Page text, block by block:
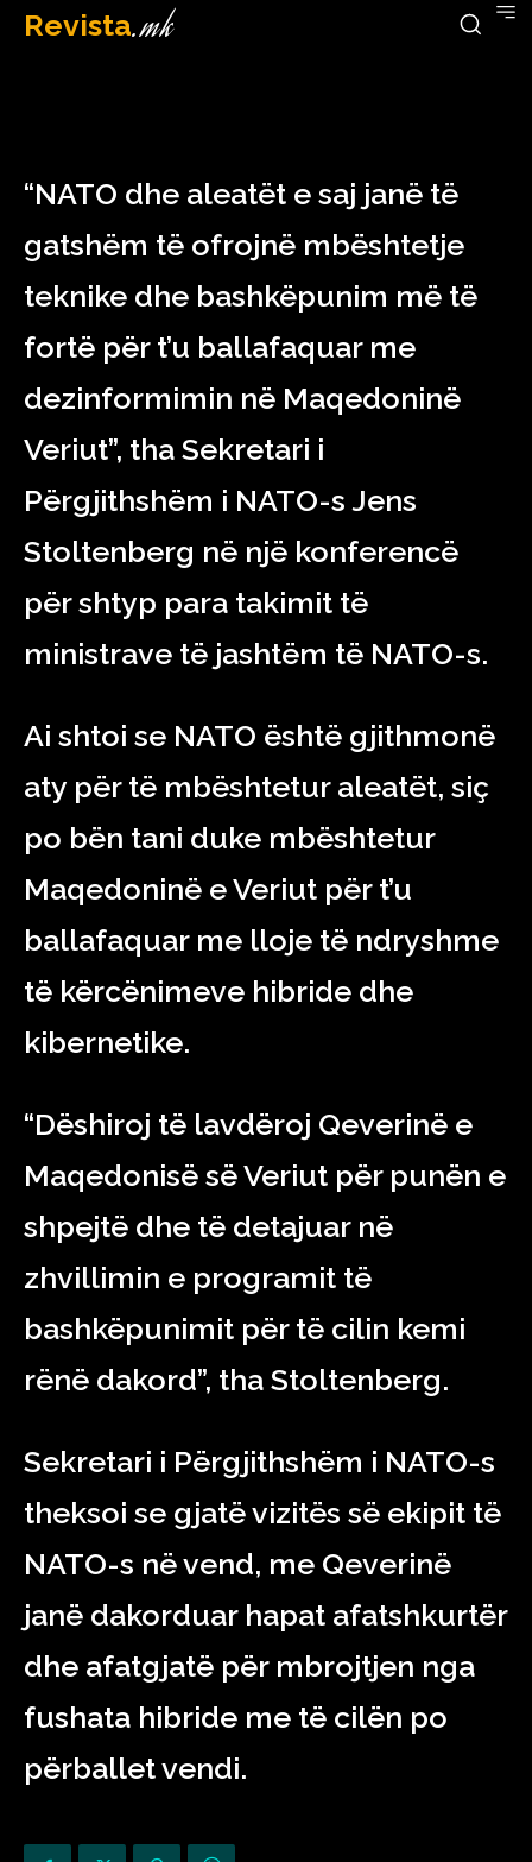
Revista.mk
April 4, 2023
“NATO dhe aleatët e saj janë të
gatshëm të ofrojnë mbështetje
teknike dhe bashkëpunim më të
fortë për t’u ballafaquar me
dezinformimin në Maqedoninë
Veriut”, tha Sekretari i
Përgjithshëm i NATO-s Jens
Stoltenberg në një konferencë
për shtyp para takimit të
ministrave të jashtëm të NATO-s.
Ai shtoi se NATO është gjithmonë
aty për të mbështetur aleatët, siç
po bën tani duke mbështetur
Maqedoninë e Veriut për t’u
ballafaquar me lloje të ndryshme
të kërcënimeve hibride dhe
kibernetike.
“Dëshiroj të lavdëroj Qeverinë e
Maqedonisë së Veriut për punën e
shpejtë dhe të detajuar në
zhvillimin e programit të
bashkëpunimit për të cilin kemi
rënë dakord”, tha Stoltenberg.
Sekretari i Përgjithshëm i NATO-s
theksoi se gjatë vizitës së ekipit të
NATO-s në vend, me Qeverinë
janë dakorduar hapat afatshkurtër
dhe afatgjatë për mbrojtjen nga
fushata hibride me të cilën po
përballet vendi.